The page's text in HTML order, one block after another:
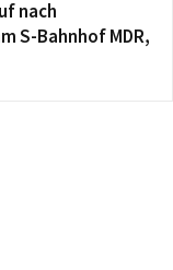
nach
S-Bahnhof MDR,